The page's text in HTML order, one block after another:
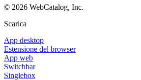
© 2026 WebCatalog, Inc.
Scarica
App desktop
Estensione del browser
App web
Switchbar
Singlebox